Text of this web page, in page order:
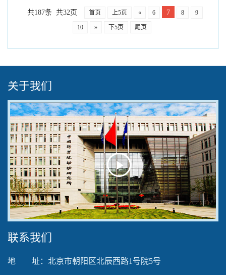
共187条 共32页 首页 上5页 « 6 7 8 9
10 » 下5页 尾页
关于我们
Play
Video
联系我们
地 址：北京市朝阳区北辰西路1号院5号